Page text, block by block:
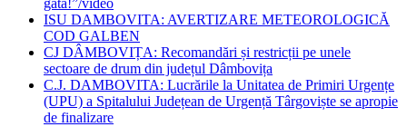
gata!”/video
ISU DAMBOVITA: AVERTIZARE METEOROLOGICĂ
COD GALBEN
CJ DÂMBOVIȚA: Recomandări și restricții pe unele
sectoare de drum din județul Dâmbovița
C.J. DAMBOVITA: Lucrările la Unitatea de Primiri Urgențe
(UPU) a Spitalului Județean de Urgență Târgoviște se apropie
de finalizare